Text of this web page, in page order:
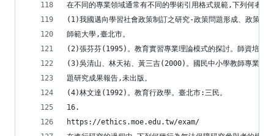
在不同的專業領域通常有不同的學術引用格式規範,下列何者引
(1)我國邁向學習社會政策制訂之研究-政策問題形成、政策規
師範大學,臺北市。
(2)張芬芬(1995)。教育實習專業理論模式的探討。師資培育
(3)吳清山、林天祐、黃三吉(2000)。國民中小學教師專業能
題研究成果報告,未出版。
(4)林文達(1992)。教育行政學。臺北市:三民。
16.
https://ethics.moe.edu.tw/exam/